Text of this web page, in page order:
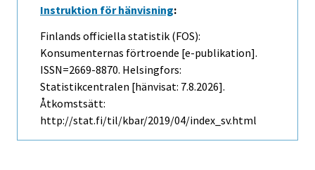
Instruktion för hänvisning:
Finlands officiella statistik (FOS):
Konsumenternas förtroende [e-publikation].
ISSN=2669-8870. Helsingfors:
Statistikcentralen [hänvisat: 7.8.2026].
Åtkomstsätt:
http://stat.fi/til/kbar/2019/04/index_sv.html